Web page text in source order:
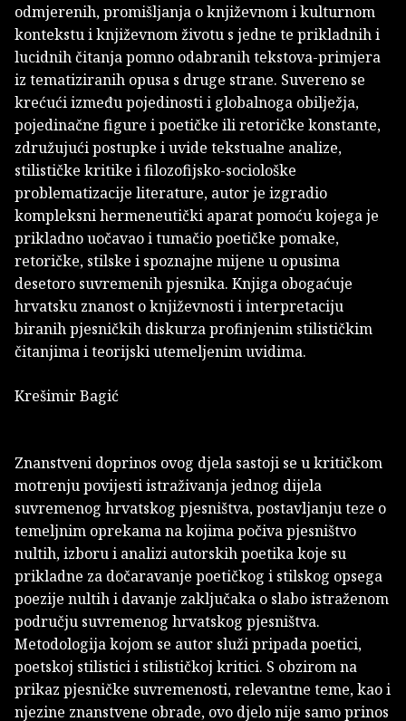
odmjerenih, promišljanja o književnom i kulturnom
kontekstu i književnom životu s jedne te prikladnih i
lucidnih čitanja pomno odabranih tekstova-primjera
iz tematiziranih opusa s druge strane. Suvereno se
krećući između pojedinosti i globalnoga obilježja,
pojedinačne figure i poetičke ili retoričke konstante,
združujući postupke i uvide tekstualne analize,
stilističke kritike i filozofijsko-sociološke
problematizacije literature, autor je izgradio
kompleksni hermeneutički aparat pomoću kojega je
prikladno uočavao i tumačio poetičke pomake,
retoričke, stilske i spoznajne mijene u opusima
desetoro suvremenih pjesnika. Knjiga obogaćuje
hrvatsku znanost o književnosti i interpretaciju
biranih pjesničkih diskurza profinjenim stilističkim
čitanjima i teorijski utemeljenim uvidima.
Krešimir Bagić
Znanstveni doprinos ovog djela sastoji se u kritičkom
motrenju povijesti istraživanja jednog dijela
suvremenog hrvatskog pjesništva, postavljanju teze o
temeljnim oprekama na kojima počiva pjesništvo
nultih, izboru i analizi autorskih poetika koje su
prikladne za dočaravanje poetičkog i stilskog opsega
poezije nultih i davanje zaključaka o slabo istraženom
području suvremenog hrvatskog pjesništva.
Metodologija kojom se autor služi pripada poetici,
poetskoj stilistici i stilističkoj kritici. S obzirom na
prikaz pjesničke suvremenosti, relevantne teme, kao i
njezine znanstvene obrade, ovo djelo nije samo prinos